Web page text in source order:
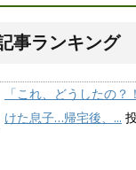
事ランキング
「これ、どうしたの
けた息子…帰宅後、...